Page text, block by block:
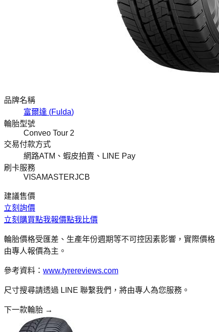
品牌名稱
富爾達 (Fulda)
輪胎型號
Conveo Tour 2
交易付款方式
網路ATM、蝦皮拍賣、LINE Pay
刷卡服務
VISAMASTERJCB
建議售價
立刻詢價
立刻購買點我報價點我比價
輪胎價格受匯差、生產年份週期等不可控因素影響，實際價格
由專人報價為主。
參考資料： www.tyrereviews.com
尺寸搜尋請透過 LINE 聯繫我們，將由專人為您服務。
下一款輪胎 →